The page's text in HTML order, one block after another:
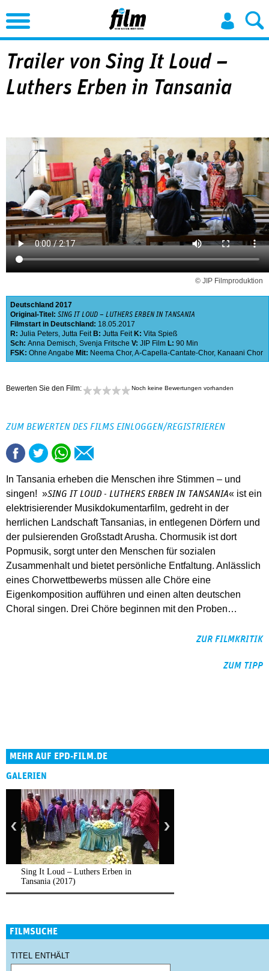
Jump to Navigation
Trailer von Sing It Loud –
Luthers Erben in Tansania
© JIP Filmproduktion
Deutschland 2017
Original-Titel: SING IT LOUD – LUTHERS ERBEN IN TANSANIA
Filmstart in Deutschland: 18.05.2017
R: Julia Peters, Jutta Feit B: Jutta Feit K: Vita Spieß
Sch: Anna Demisch, Svenja Fritsche V: JIP Film L: 90 Min
FSK: Ohne Angabe Mit: Neema Chor,A-Capella-Cantate-Chor, Kanaani Chor
Bewerten Sie den Film: Noch keine Bewertungen vorhanden
ZUM BEWERTEN DES FILMS EINLOGGEN/REGISTRIEREN
In Tansania erheben die Menschen ihre Stimmen – und
singen! »SING IT LOUD - LUTHERS ERBEN IN TANSANIA« ist ein
elektrisierender Musikdokumentarfilm, gedreht in der
herrlichen Landschaft Tansanias, in entlegenen Dörfern und
der pulsierenden Großstadt Arusha. Chormusik ist dort
Popmusik, sorgt unter den Menschen für sozialen
Zusammenhalt und bietet persönliche Entfaltung. Anlässlich
eines Chorwettbewerbs müssen alle Chöre eine
Eigenkomposition aufführen und einen alten deutschen
Choral singen. Drei Chöre beginnen mit den Proben…
ZUR FILMKRITIK
ZUM TIPP
MEHR AUF EPD-FILM.DE
GALERIEN
Sing It Loud – Luthers Erben in
Tansania (2017)
FILMSUCHE
TITEL ENTHÄLT